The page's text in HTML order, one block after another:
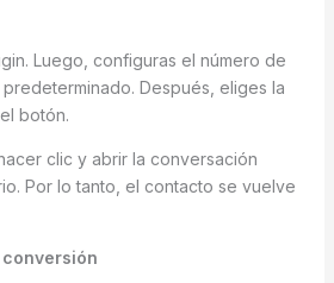
Luego, configuras el número de
Después, eliges la
botón.
clic y abrir la conversación
Por lo tanto, el contacto se vuelve